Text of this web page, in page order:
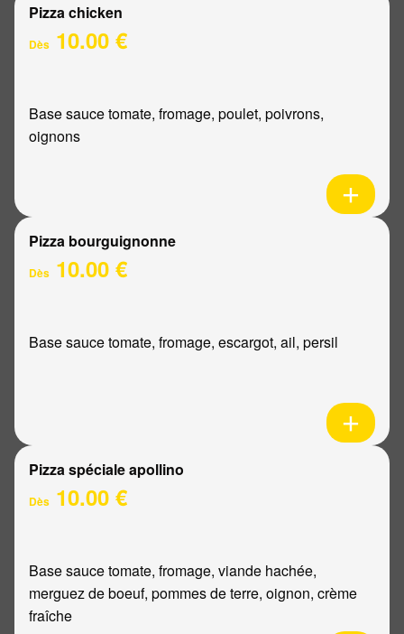
Pizza chicken
Dès 10.00 €
Base sauce tomate, fromage, poulet, poivrons,
oignons
Pizza bourguignonne
Dès 10.00 €
Base sauce tomate, fromage, escargot, ail, persil
Pizza spéciale apollino
Dès 10.00 €
Base sauce tomate, fromage, viande hachée,
merguez de boeuf, pommes de terre, oignon, crème
fraîche